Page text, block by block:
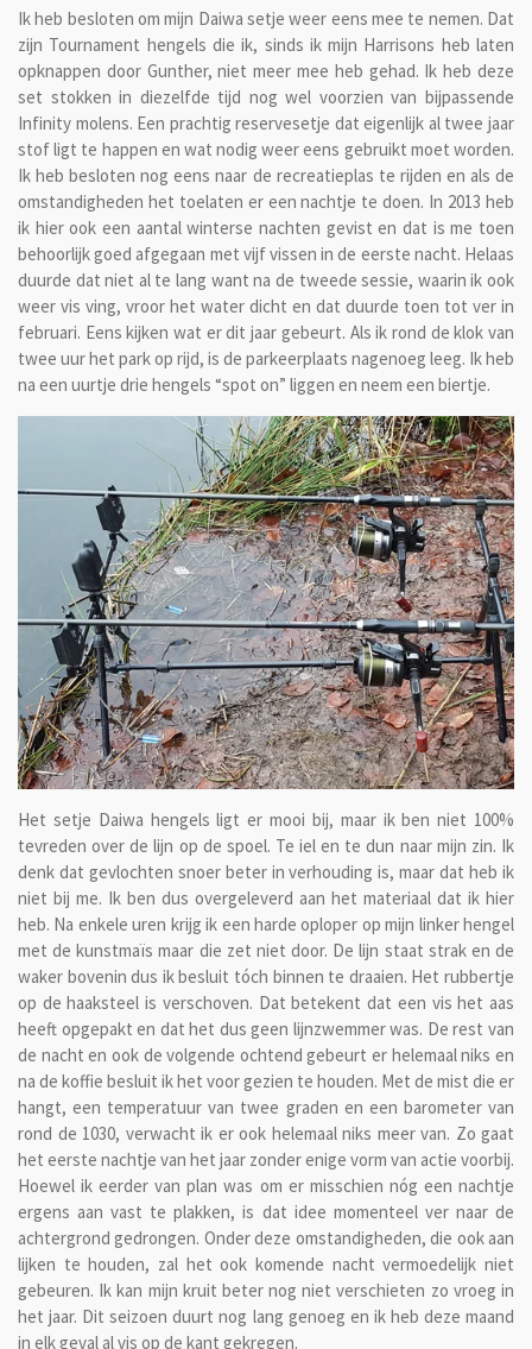
Ik heb besloten om mijn Daiwa setje weer eens mee te nemen. Dat
zijn Tournament hengels die ik, sinds ik mijn Harrisons heb laten
opknappen door Gunther, niet meer mee heb gehad. Ik heb deze
set stokken in diezelfde tijd nog wel voorzien van bijpassende
Infinity molens. Een prachtig reservesetje dat eigenlijk al twee jaar
stof ligt te happen en wat nodig weer eens gebruikt moet worden.
Ik heb besloten nog eens naar de recreatieplas te rijden en als de
omstandigheden het toelaten er een nachtje te doen. In 2013 heb
ik hier ook een aantal winterse nachten gevist en dat is me toen
behoorlijk goed afgegaan met vijf vissen in de eerste nacht. Helaas
duurde dat niet al te lang want na de tweede sessie, waarin ik ook
weer vis ving, vroor het water dicht en dat duurde toen tot ver in
februari. Eens kijken wat er dit jaar gebeurt. Als ik rond de klok van
twee uur het park op rijd, is de parkeerplaats nagenoeg leeg. Ik heb
na een uurtje drie hengels “spot on” liggen en neem een biertje.
Het setje Daiwa hengels ligt er mooi bij, maar ik ben niet 100%
tevreden over de lijn op de spoel. Te iel en te dun naar mijn zin. Ik
denk dat gevlochten snoer beter in verhouding is, maar dat heb ik
niet bij me. Ik ben dus overgeleverd aan het materiaal dat ik hier
heb. Na enkele uren krijg ik een harde oploper op mijn linker hengel
met de kunstmaïs maar die zet niet door. De lijn staat strak en de
waker bovenin dus ik besluit tóch binnen te draaien. Het rubbertje
op de haaksteel is verschoven. Dat betekent dat een vis het aas
heeft opgepakt en dat het dus geen lijnzwemmer was. De rest van
de nacht en ook de volgende ochtend gebeurt er helemaal niks en
na de koffie besluit ik het voor gezien te houden. Met de mist die er
hangt, een temperatuur van twee graden en een barometer van
rond de 1030, verwacht ik er ook helemaal niks meer van. Zo gaat
het eerste nachtje van het jaar zonder enige vorm van actie voorbij.
Hoewel ik eerder van plan was om er misschien nóg een nachtje
ergens aan vast te plakken, is dat idee momenteel ver naar de
achtergrond gedrongen. Onder deze omstandigheden, die ook aan
lijken te houden, zal het ook komende nacht vermoedelijk niet
gebeuren. Ik kan mijn kruit beter nog niet verschieten zo vroeg in
het jaar. Dit seizoen duurt nog lang genoeg en ik heb deze maand
in elk geval al vis op de kant gekregen.